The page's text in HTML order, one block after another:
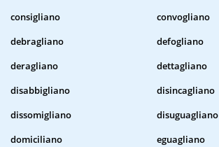
consigliano
convogliano
debragliano
defogliano
deragliano
dettagliano
disabbigliano
disincagliano
dissomigliano
disuguagliano
domiciliano
eguagliano